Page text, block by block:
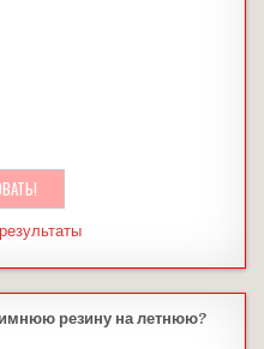
резину на летнюю?